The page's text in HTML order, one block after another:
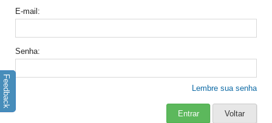
E-mail
Senha
Lembre sua senha
Entrar Voltar
Feedback